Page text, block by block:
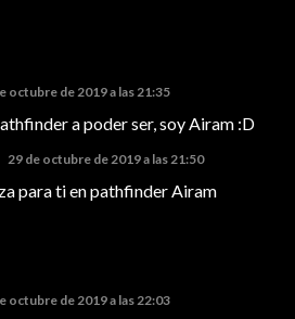
octubre de 2019 a las 21:35
a poder ser, soy Airam :D
29 de octubre de 2019 a las 21:50
para ti en pathfinder Airam
octubre de 2019 a las 22:03